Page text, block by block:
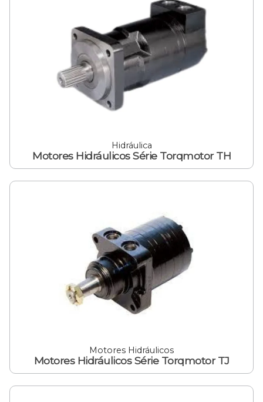
Hidráulica
Motores Hidráulicos Série Torqmotor TH
Motores Hidráulicos
Motores Hidráulicos Série Torqmotor TJ